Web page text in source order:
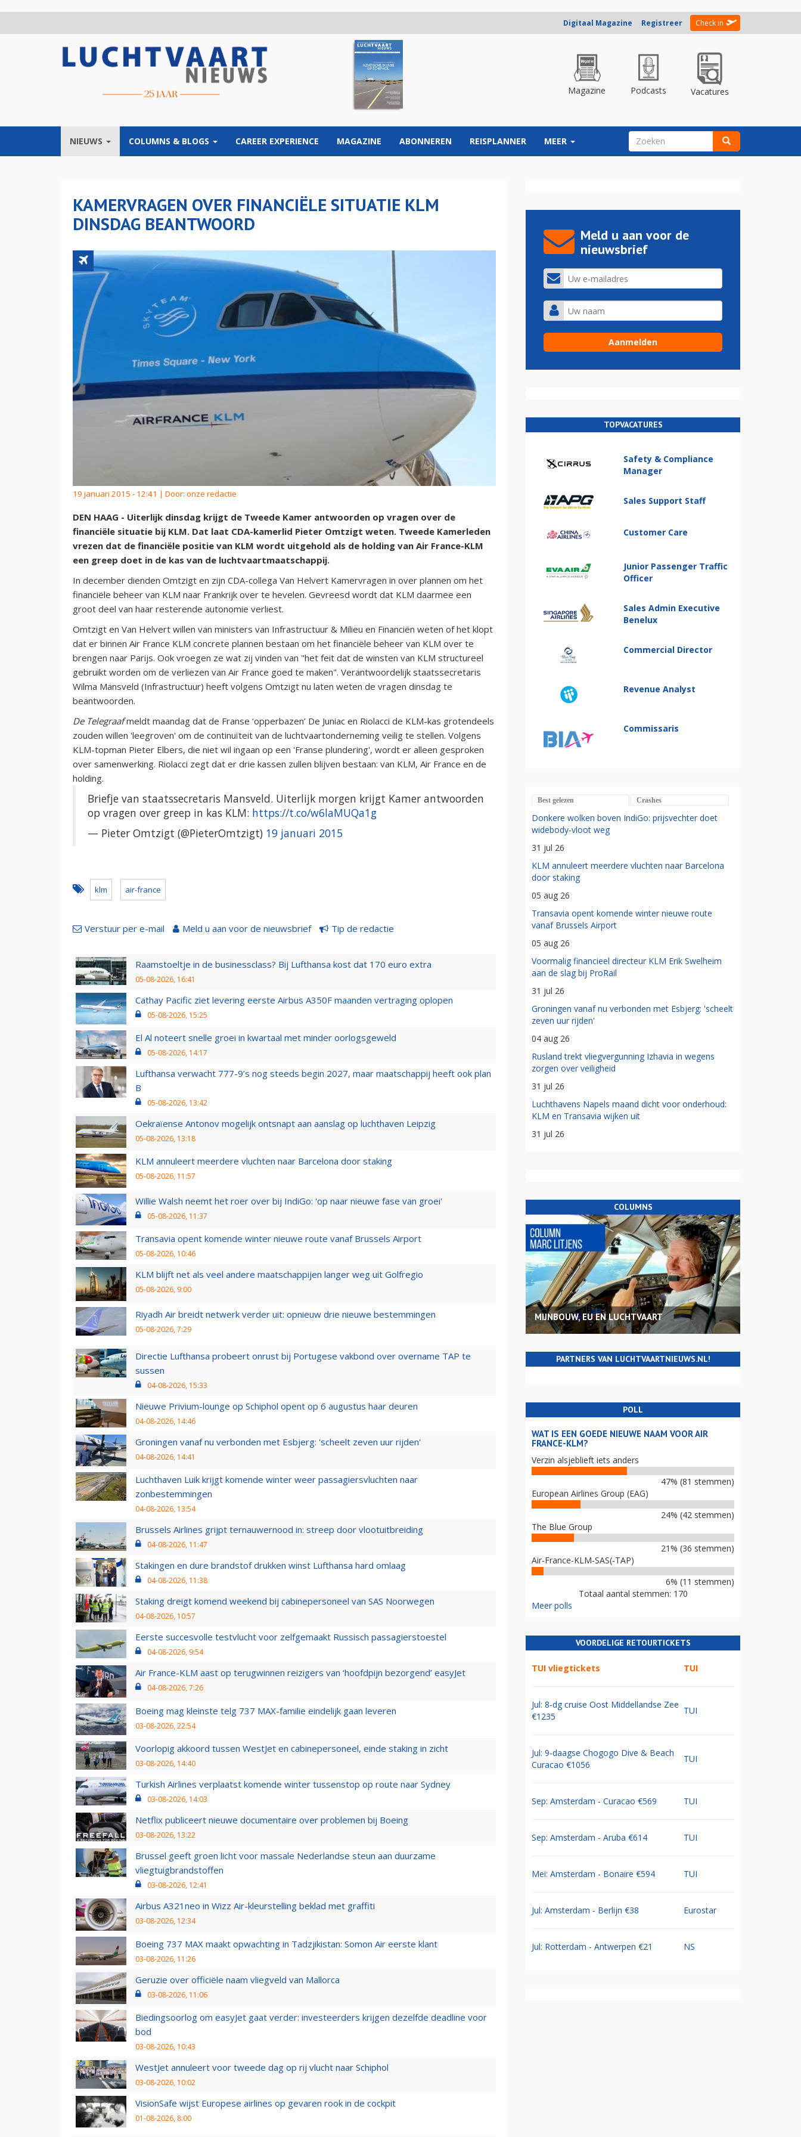
Digitaal Magazine Registreer Check in
Magazine Podcasts Vacatures
NIEUWS COLUMNS & BLOGS CAREER EXPERIENCE MAGAZINE ABONNEREN REISPLANNER MEER ZOEKVELD
KAMERVRAGEN OVER FINANCIËLE SITUATIE KLM
DINSDAG BEANTWOORD
19 januari 2015 - 12:41 | Door: onze redactie
DEN HAAG - Uiterlijk dinsdag krijgt de Tweede Kamer antwoorden op vragen over de
financiële situatie bij KLM. Dat laat CDA-kamerlid Pieter Omtzigt weten. Tweede Kamerleden
vrezen dat de financiële positie van KLM wordt uitgehold als de holding van Air France-KLM
een greep doet in de kas van de luchtvaartmaatschappij.
In december dienden Omtzigt en zijn CDA-collega Van Helvert Kamervragen in over plannen om het
financiële beheer van KLM naar Frankrijk over te hevelen. Gevreesd wordt dat KLM daarmee een
groot deel van haar resterende autonomie verliest.
Omtzigt en Van Helvert willen van ministers van Infrastructuur & Milieu en Financiën weten of het klopt
dat er binnen Air France KLM concrete plannen bestaan om het financiële beheer van KLM over te
brengen naar Parijs. Ook vroegen ze wat zij vinden van "het feit dat de winsten van KLM structureel
gebruikt worden om de verliezen van Air France goed te maken". Verantwoordelijk staatssecretaris
Wilma Mansveld (Infrastructuur) heeft volgens Omtzigt nu laten weten de vragen dinsdag te
beantwoorden.
De Telegraafmeldt maandag dat de Franse ‘opperbazen’ De Juniac en Riolacci de KLM-kas grotendeels
zouden willen 'leegroven' om de continuïteit van de luchtvaartonderneming veilig te stellen. Volgens
KLM-topman Pieter Elbers, die niet wil ingaan op een 'Franse plundering', wordt er alleen gesproken
over samenwerking. Riolacci zegt dat er drie kassen zullen blijven bestaan: van KLM, Air France en de
holding.
Briefje van staatssecretaris Mansveld. Uiterlijk morgen krijgt Kamer antwoorden
op vragen over greep in kas KLM: https://t.co/w6laMUQa1g
— Pieter Omtzigt (@PieterOmtzigt) 19 januari 2015
klm air-france
Verstuur per e-mail Meld u aan voor de nieuwsbrief Tip de redactie
Raamstoeltje in de businessclass? Bij Lufthansa kost dat 170 euro extra
05-08-2026, 16:41
Cathay Pacific ziet levering eerste Airbus A350F maanden vertraging oplopen
05-08-2026, 15:25
El Al noteert snelle groei in kwartaal met minder oorlogsgeweld
05-08-2026, 14:17
Lufthansa verwacht 777-9’s nog steeds begin 2027, maar maatschappij heeft ook plan
B
05-08-2026, 13:42
Oekraïense Antonov mogelijk ontsnapt aan aanslag op luchthaven Leipzig
05-08-2026, 13:18
KLM annuleert meerdere vluchten naar Barcelona door staking
05-08-2026, 11:57
Willie Walsh neemt het roer over bij IndiGo: 'op naar nieuwe fase van groei'
05-08-2026, 11:37
Transavia opent komende winter nieuwe route vanaf Brussels Airport
05-08-2026, 10:46
KLM blijft net als veel andere maatschappijen langer weg uit Golfregio
05-08-2026, 9:00
Riyadh Air breidt netwerk verder uit: opnieuw drie nieuwe bestemmingen
05-08-2026, 7:29
Directie Lufthansa probeert onrust bij Portugese vakbond over overname TAP te
sussen
04-08-2026, 15:33
Nieuwe Privium-lounge op Schiphol opent op 6 augustus haar deuren
04-08-2026, 14:46
Groningen vanaf nu verbonden met Esbjerg: 'scheelt zeven uur rijden'
04-08-2026, 14:41
Luchthaven Luik krijgt komende winter weer passagiersvluchten naar
zonbestemmingen
04-08-2026, 13:54
Brussels Airlines grijpt ternauwernood in: streep door vlootuitbreiding
04-08-2026, 11:47
Stakingen en dure brandstof drukken winst Lufthansa hard omlaag
04-08-2026, 11:38
Staking dreigt komend weekend bij cabinepersoneel van SAS Noorwegen
04-08-2026, 10:57
Eerste succesvolle testvlucht voor zelfgemaakt Russisch passagierstoestel
04-08-2026, 9:54
Air France-KLM aast op terugwinnen reizigers van ‘hoofdpijn bezorgend’ easyJet
04-08-2026, 7:26
Boeing mag kleinste telg 737 MAX-familie eindelijk gaan leveren
03-08-2026, 22:54
Voorlopig akkoord tussen WestJet en cabinepersoneel, einde staking in zicht
03-08-2026, 14:40
Turkish Airlines verplaatst komende winter tussenstop op route naar Sydney
03-08-2026, 14:03
Netflix publiceert nieuwe documentaire over problemen bij Boeing
03-08-2026, 13:22
Brussel geeft groen licht voor massale Nederlandse steun aan duurzame
vliegtuigbrandstoffen
03-08-2026, 12:41
Airbus A321neo in Wizz Air-kleurstelling beklad met graffiti
03-08-2026, 12:34
Boeing 737 MAX maakt opwachting in Tadzjikistan: Somon Air eerste klant
03-08-2026, 11:26
Geruzie over officiële naam vliegveld van Mallorca
03-08-2026, 11:06
Biedingsoorlog om easyJet gaat verder: investeerders krijgen dezelfde deadline voor
bod
03-08-2026, 10:43
WestJet annuleert voor tweede dag op rij vlucht naar Schiphol
03-08-2026, 10:02
VisionSafe wijst Europese airlines op gevaren rook in de cockpit
01-08-2026, 8:00
Meld u aan voor de
nieuwsbrief
TOPVACATURES
Safety & Compliance
Manager
Sales Support Staff
Customer Care
Junior Passenger Traffic
Officer
Sales Admin Executive
Benelux
Commercial Director
Revenue Analyst
Commissaris
Best gelezen Crashes
Donkere wolken boven IndiGo: prijsvechter doet
widebody-vloot weg
31 jul 26
KLM annuleert meerdere vluchten naar Barcelona
door staking
05 aug 26
Transavia opent komende winter nieuwe route
vanaf Brussels Airport
05 aug 26
Voormalig financieel directeur KLM Erik Swelheim
aan de slag bij ProRail
31 jul 26
Groningen vanaf nu verbonden met Esbjerg: 'scheelt
zeven uur rijden'
04 aug 26
Rusland trekt vliegvergunning Izhavia in wegens
zorgen over veiligheid
31 jul 26
Luchthavens Napels maand dicht voor onderhoud:
KLM en Transavia wijken uit
31 jul 26
COLUMNS
MIJNBOUW, EU EN LUCHTVAART
PARTNERS VAN LUCHTVAARTNIEUWS.NL!
POLL
WAT IS EEN GOEDE NIEUWE NAAM VOOR AIR
FRANCE-KLM?
Verzin alsjeblieft iets anders
47% (81 stemmen)
European Airlines Group (EAG)
24% (42 stemmen)
The Blue Group
21% (36 stemmen)
Air-France-KLM-SAS(-TAP)
6% (11 stemmen)
Totaal aantal stemmen: 170
Meer polls
VOORDELIGE RETOURTICKETS
TUI vliegtickets TUI
Jul: 8-dg cruise Oost Middellandse Zee
€1235
TUI
Jul: 9-daagse Chogogo Dive & Beach
Curacao €1056
TUI
Sep: Amsterdam - Curacao €569 TUI
Sep: Amsterdam - Aruba €614 TUI
Mei: Amsterdam - Bonaire €594 TUI
Jul: Amsterdam - Berlijn €38 Eurostar
Jul: Rotterdam - Antwerpen €21 NS